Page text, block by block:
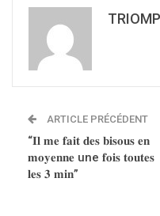
ARTICLE PRÉCÉDENT
“𝐈𝐥 𝐦𝐞 𝐟𝐚𝐢𝐭 𝐝𝐞𝐬 𝐛𝐢𝐬𝐨𝐮𝐬 𝐞𝐧
𝐦𝐨𝐲𝐞𝐧𝐧𝐞 une 𝐟𝐨𝐢𝐬 𝐭𝐨𝐮𝐭𝐞𝐬
𝐥𝐞𝐬 𝟑 𝐦𝐢𝐧”